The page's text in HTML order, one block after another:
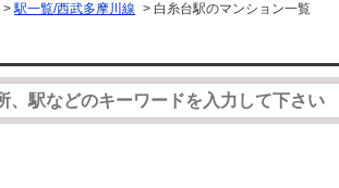
> 駅一覧/西武多摩川線 > 白糸台駅のマンション一覧